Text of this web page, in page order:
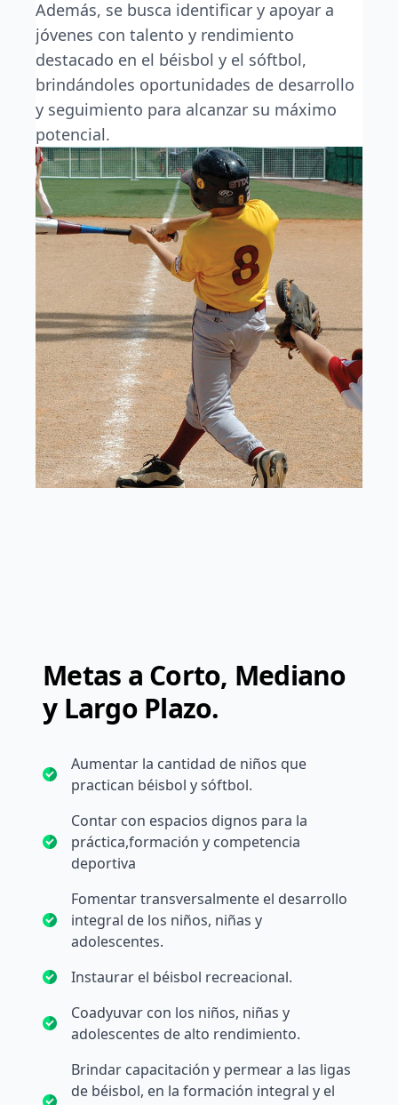
Además, se busca identificar y apoyar a
jóvenes con talento y rendimiento
destacado en el béisbol y el sóftbol,
brindándoles oportunidades de desarrollo
y seguimiento para alcanzar su máximo
potencial.
Metas a Corto, Mediano
y Largo Plazo.
Aumentar la cantidad de niños que
practican béisbol y sóftbol.
Contar con espacios dignos para la
práctica,formación y competencia
deportiva
Fomentar transversalmente el desarrollo
integral de los niños, niñas y
adolescentes.
Instaurar el béisbol recreacional.
Coadyuvar con los niños, niñas y
adolescentes de alto rendimiento.
Brindar capacitación y permear a las ligas
de béisbol, en la formación integral y el